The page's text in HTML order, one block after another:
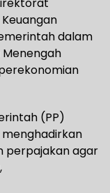
dalam
Menengah
(PP)
perpajakan agar